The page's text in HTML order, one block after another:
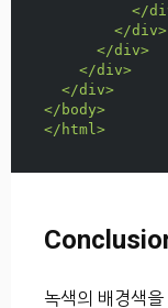
</
</div>
</div>
</div>
</div>
</body>
</html>
녹색의 배경색